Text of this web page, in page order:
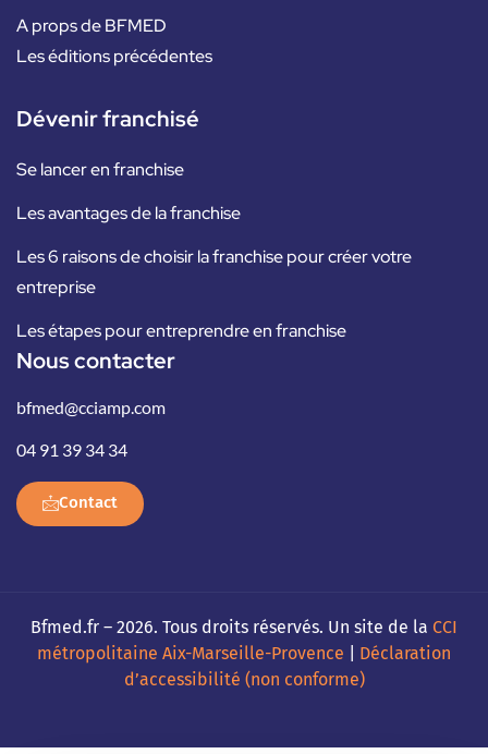
A props de BFMED
Les éditions précédentes
Dévenir franchisé
Se lancer en franchise
Les avantages de la franchise
Les 6 raisons de choisir la franchise pour créer votre
entreprise
Les étapes pour entreprendre en franchise
Nous contacter
bfmed@cciamp.com
04 91 39 34 34
Contact
Bfmed.fr – 2026. Tous droits réservés. Un site de la CCI
métropolitaine Aix-Marseille-Provence
Déclaration
d’accessibilité (non conforme)